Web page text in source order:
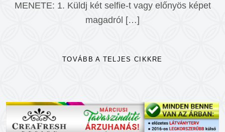
MENETE: 1. Küldj két selfie-t vagy előnyös képet
magadról […]
TOVÁBB A TELJES CIKKRE